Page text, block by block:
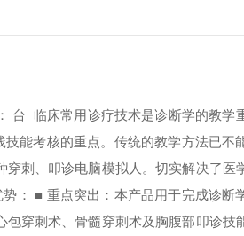
台 临床常用诊疗技术是诊断学的教学
能考核的重点。传统的教学方法已不
刺、叩诊电脑模拟人。切实解决了医
： ■ 重点突出：本产品用于完成诊断
穿刺术、骨髓穿刺术及胸腹部叩诊技